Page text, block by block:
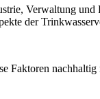
Verwaltung
der
Faktoren